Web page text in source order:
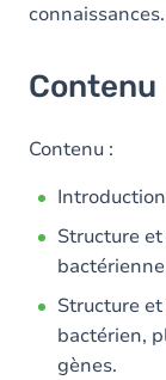
connaissances.
Contenu
Contenu :
Structure
Structure
bactérien,
gènes.